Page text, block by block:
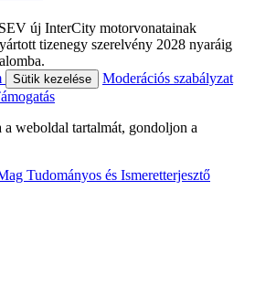
új InterCity motorvonatainak
tizenegy szerelvény 2028 nyaráig
Sütik kezelése
Moderációs szabályzat
weboldal tartalmát, gondoljon a
Tudományos és Ismeretterjesztő